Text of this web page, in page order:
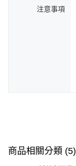
注意事項
商品相關分類 (5)